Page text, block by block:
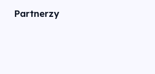
Partnerzy